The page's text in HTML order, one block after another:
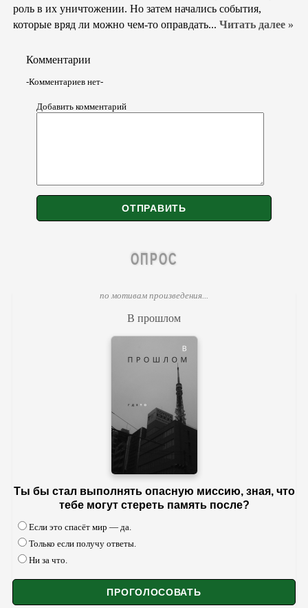
роль в их уничтожении. Но затем начались события,
которые вряд ли можно чем-то оправдать... Читать далее »
Комментарии
-Комментариев нет-
Добавить комментарий
ОПРОС
по мотивам произведения...
В прошлом
Ты бы стал выполнять опасную миссию, зная, что
тебе могут стереть память после?
Если это спасёт мир — да.
Только если получу ответы.
Ни за что.